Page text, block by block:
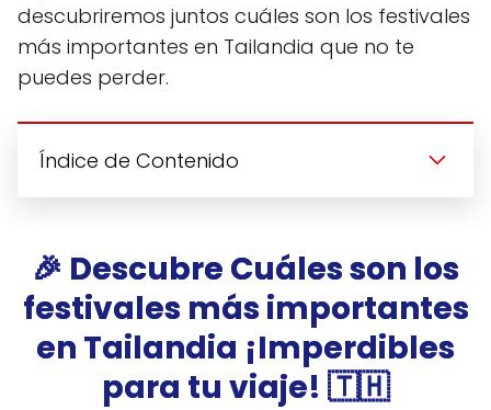
descubriremos juntos cuáles son los festivales
más importantes en Tailandia que no te
puedes perder.
Índice de Contenido
🎉 Descubre Cuáles son los
festivales más importantes
en Tailandia ¡Imperdibles
para tu viaje! 🇹🇭